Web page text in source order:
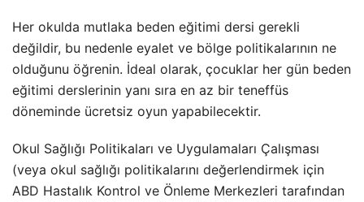
Her okulda mutlaka beden eğitimi dersi gerekli
değildir, bu nedenle eyalet ve bölge politikalarının ne
olduğunu öğrenin. İdeal olarak, çocuklar her gün beden
eğitimi derslerinin yanı sıra en az bir teneffüs
döneminde ücretsiz oyun yapabilecektir.
Okul Sağlığı Politikaları ve Uygulamaları Çalışması
(veya okul sağlığı politikalarını değerlendirmek için
ABD Hastalık Kontrol ve Önleme Merkezleri tarafından